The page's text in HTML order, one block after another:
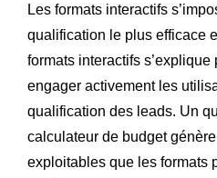
Les formats interactifs
qualification le plus efficace
formats interactifs s’explique
engager activement les
qualification des leads. Un
calculateur de budget
exploitables que les formats